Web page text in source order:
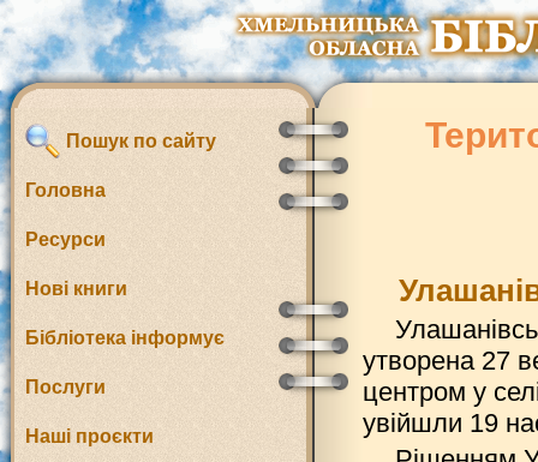
Пошук по сайту
Головна
Ресурси
Нові книги
Бібліотека інформує
Послуги
Наші проєкти
утворена 27
центром у
увійшли 19